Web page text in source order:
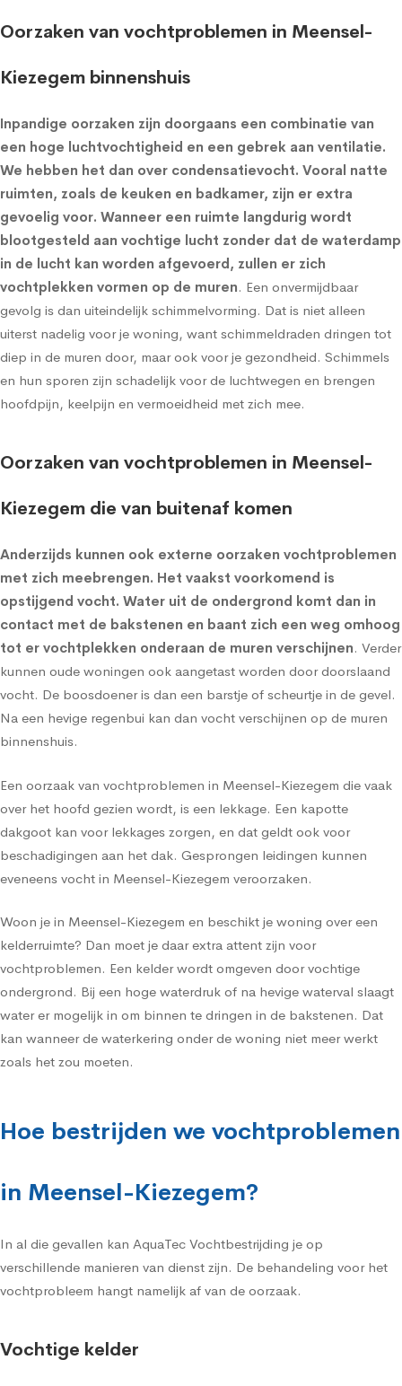
Oorzaken van vochtproblemen in Meensel-
Kiezegem binnenshuis
Inpandige oorzaken zijn doorgaans een combinatie van
een hoge luchtvochtigheid en een gebrek aan ventilatie.
We hebben het dan over condensatievocht. Vooral natte
ruimten, zoals de keuken en badkamer, zijn er extra
gevoelig voor. Wanneer een ruimte langdurig wordt
blootgesteld aan vochtige lucht zonder dat de waterdamp
in de lucht kan worden afgevoerd, zullen er zich
vochtplekken vormen op de muren. Een onvermijdbaar
gevolg is dan uiteindelijk schimmelvorming. Dat is niet alleen
uiterst nadelig voor je woning, want schimmeldraden dringen tot
diep in de muren door, maar ook voor je gezondheid. Schimmels
en hun sporen zijn schadelijk voor de luchtwegen en brengen
hoofdpijn, keelpijn en vermoeidheid met zich mee.
Oorzaken van vochtproblemen in Meensel-
Kiezegem die van buitenaf komen
Anderzijds kunnen ook externe oorzaken vochtproblemen
met zich meebrengen. Het vaakst voorkomend is
opstijgend vocht. Water uit de ondergrond komt dan in
contact met de bakstenen en baant zich een weg omhoog
tot er vochtplekken onderaan de muren verschijnen. Verder
kunnen oude woningen ook aangetast worden door doorslaand
vocht. De boosdoener is dan een barstje of scheurtje in de gevel.
Na een hevige regenbui kan dan vocht verschijnen op de muren
binnenshuis.
Een oorzaak van vochtproblemen in Meensel-Kiezegem die vaak
over het hoofd gezien wordt, is een lekkage. Een kapotte
dakgoot kan voor lekkages zorgen, en dat geldt ook voor
beschadigingen aan het dak. Gesprongen leidingen kunnen
eveneens vocht in Meensel-Kiezegem veroorzaken.
Woon je in Meensel-Kiezegem en beschikt je woning over een
kelderruimte? Dan moet je daar extra attent zijn voor
vochtproblemen. Een kelder wordt omgeven door vochtige
ondergrond. Bij een hoge waterdruk of na hevige waterval slaagt
water er mogelijk in om binnen te dringen in de bakstenen. Dat
kan wanneer de waterkering onder de woning niet meer werkt
zoals het zou moeten.
Hoe bestrijden we vochtproblemen
in Meensel-Kiezegem?
In al die gevallen kan AquaTec Vochtbestrijding je op
verschillende manieren van dienst zijn. De behandeling voor het
vochtprobleem hangt namelijk af van de oorzaak.
Vochtige kelder